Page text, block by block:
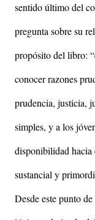
sentido último del
pregunta sobre su
propósito del libro:
conocer razones
prudencia, justicia,
simples, y a los
disponibilidad
sustancial y
Desde este punto